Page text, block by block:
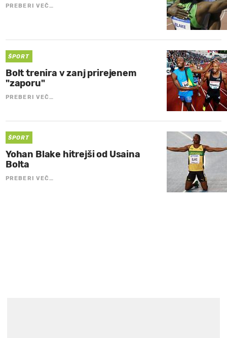
PREBERI VEČ…
ŠPORT
Bolt trenira v zanj prirejenem
"zaporu"
PREBERI VEČ…
ŠPORT
Yohan Blake hitrejši od Usaina
Bolta
PREBERI VEČ…